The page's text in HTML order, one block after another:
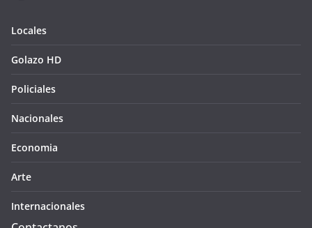
Locales
Golazo HD
Policiales
Nacionales
Economia
Arte
Internacionales